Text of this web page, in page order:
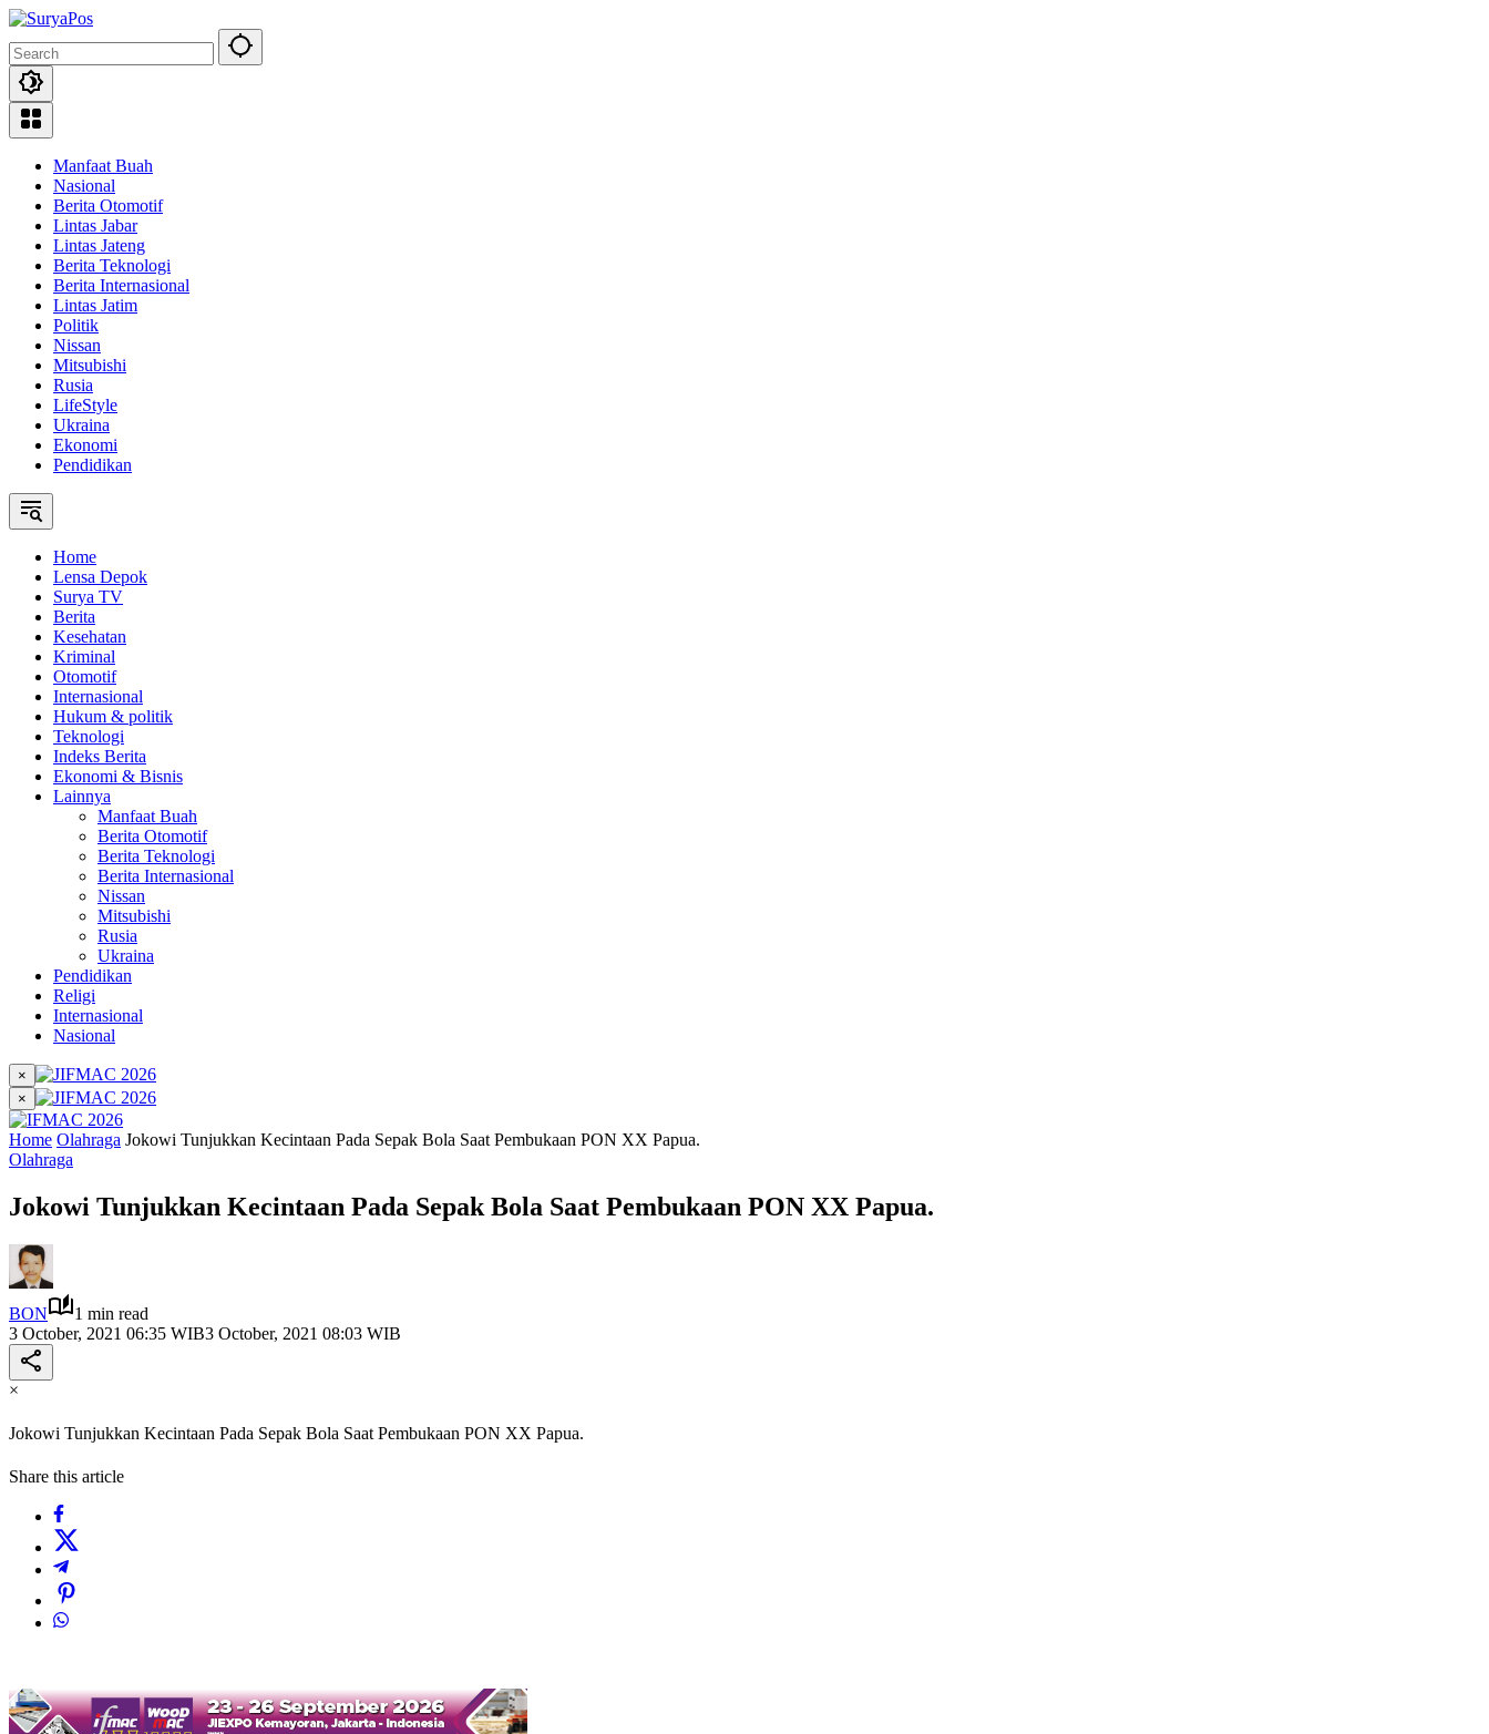
Skip
content
Manfaat Buah
Nasional
Berita Otomotif
Lintas Jabar
Lintas Jateng
Berita Teknologi
Berita Internasional
Lintas Jatim
Politik
Nissan
Mitsubishi
Rusia
LifeStyle
Ukraina
Ekonomi
Pendidikan
Home
Lensa Depok
Surya TV
Berita
Kesehatan
Kriminal
Otomotif
Internasional
Hukum & politik
Teknologi
Indeks Berita
Ekonomi & Bisnis
Lainnya
Manfaat Buah
Berita Otomotif
Berita Teknologi
Berita Internasional
Nissan
Mitsubishi
Rusia
Ukraina
Pendidikan
Religi
Internasional
Nasional
×
×
Home Olahraga Jokowi Tunjukkan Kecintaan Pada Sepak Bola Saat Pembukaan PON XX Papua.
Olahraga
Jokowi Tunjukkan Kecintaan Pada Sepak Bola Saat Pembukaan PON XX Papua.
BON
1 min read
3 October, 2021 06:35 WIB3 October, 2021 08:03 WIB
×
Jokowi Tunjukkan Kecintaan Pada Sepak Bola Saat Pembukaan PON XX Papua.
Share this article